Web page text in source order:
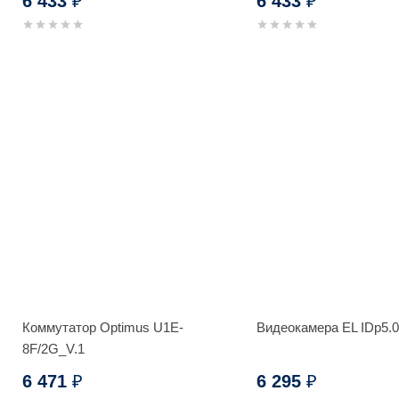
Коммутатор Optimus U1E-
8F/2G_V.1
6 471 ₽
Видеокамера EL
6 295 ₽